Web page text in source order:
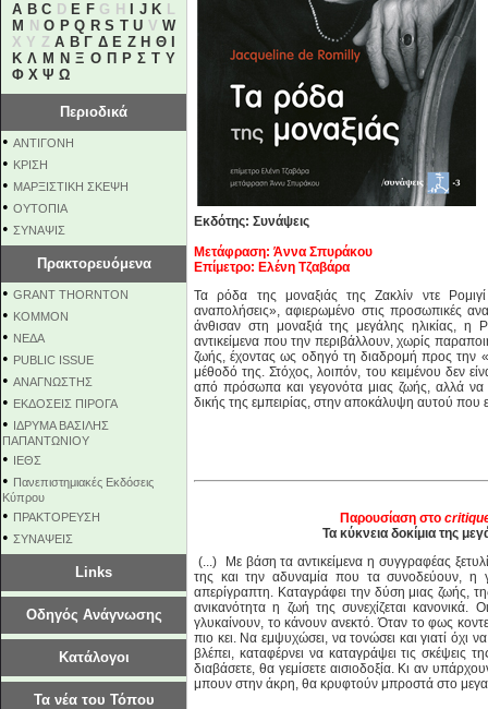
A B C D E FG H J K L
M
N O P Q R S T U V W
X Y ZΑ Β Γ Δ Ε Ζ Η Θ
Κ Λ Μ Ν Ξ Ο Π Ρ Σ Τ Υ
Φ Χ Ψ Ω
Περιοδικά
• ΑΝΤΙΓΟΝΗ
• ΚΡΙΣΗ
• ΜΑΡΞΙΣΤΙΚΗ ΣΚΕΨΗ
• ΟΥΤΟΠΙΑ
• ΣΥΝΑΨΙΣ
Πρακτορευόμενα
• GRANT THORNTON
• KOMMON
• NEΔΑ
• PUBLIC ISSUE
• ΑΝΑΓΝΩΣΤΗΣ
• ΕΚΔΟΣΕΙΣ ΠΙΡΟΓΑ
• ΙΔΡΥΜΑ ΒΑΣΙΛΗΣ
ΠΑΠΑΝΤΩΝΙΟΥ
• ΙΕΘΣ
• Πανεπιστημιακές Εκδόσεις
Κύπρου
• ΠΡΑΚΤΟΡΕΥΣΗ
• ΣΥΝΑΨΕΙΣ
Links
Οδηγός Ανάγνωσης
Κατάλογοι
Τα νέα του Τόπου
Εκδότης: Συνάψεις
Μετάφραση: Άννα Σπυράκου
Επίμετρο: Ελένη Τζαβάρα
Τα ρόδα της μοναξιάς της Ζακλίν ντε
αναπολήσεις», αφιερωμένο στις προσωπικές
άνθισαν στη μοναξιά της μεγάλης ηλικίας, η
αντικείμενα που την περιβάλλουν, χωρίς
ζωής, έχοντας ως οδηγό τη διαδρομή προς την
μέθοδό της. Στόχος, λοιπόν, του κειμένου δεν
από πρόσωπα και γεγονότα μιας ζωής, αλλά να
δικής της εμπειρίας, στην αποκάλυψη αυτού που
Παρουσίαση στο
Τα κύκνεια δοκίμια της
(...) Με βάση τα αντικείμενα η συγγραφέας
της και την αδυναμία που τα συνοδεύουν, η
απερίγραπτη. Καταγράφει την δύση μιας ζωής,
ανικανότητα η ζωή της συνεχίζεται
γλυκαίνουν, το κάνουν ανεκτό. Όταν το φως
πιο κει. Να εμψυχώσει, να τονώσει και γιατί
βλέπει, καταφέρνει να καταγράψει τις σκέψεις
διαβάσετε, θα γεμίσετε αισιοδοξία. Κι αν
μπουν στην άκρη, θα κρυφτούν μπροστά στο